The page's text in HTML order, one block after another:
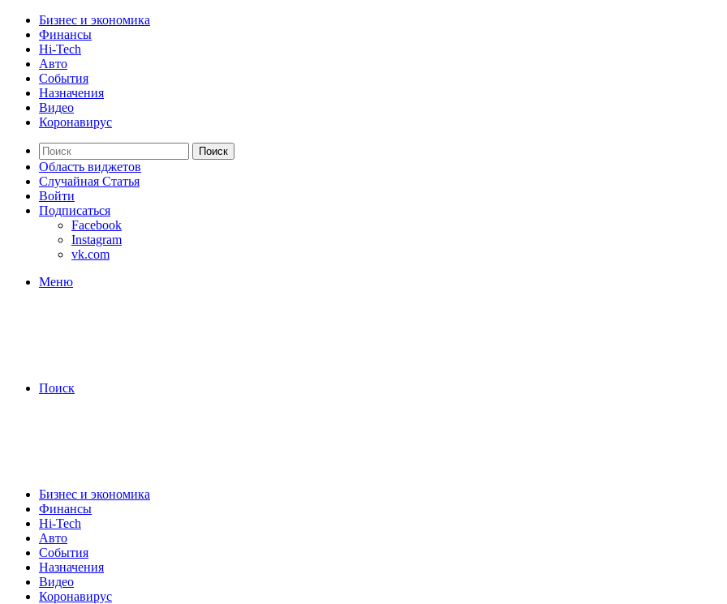
Бизнес и экономика
Финансы
Hi-Tech
Авто
События
Назначения
Видео
Коронавирус
Поиск
Область виджетов
Случайная Статья
Войти
Подписаться
Facebook
Instagram
vk.com
Меню
Поиск
Бизнес и экономика
Финансы
Hi-Tech
Авто
События
Назначения
Видео
Коронавирус